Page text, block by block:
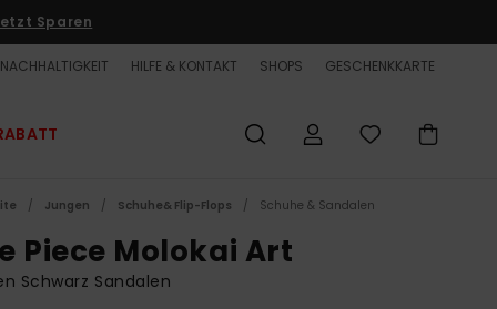
Sparen
NACHHALTIGKEIT HILFE & KONTAKT SHOPS GESCHENKKARTE
Jungen Schuhe& Flip-Flops Schuhe & Sandalen
Piece Molokai Art
Schwarz Sandalen